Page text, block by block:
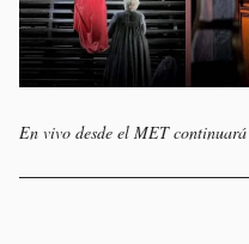
En vivo desde el MET